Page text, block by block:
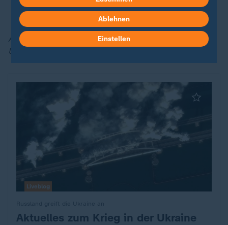
Militäranalyse
Aktuelle Meldungen zu Russlands Angriff auf die
Ukraine finden Sie jederzeit in unserem Liveblog:
:
Aktuelles zum Krieg in der Ukraine
Liveblog
Ablehnen
Einstellen